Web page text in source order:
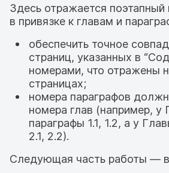
Здесь отражается
в привязке к главам и
обеспечить точное
страниц, указанных в
номерами, что отражены
страницах;
номера параграфов
номера глав (например, у
параграфы 1.1, 1.2, а у
2.1, 2.2).
Следующая часть работы —